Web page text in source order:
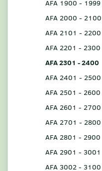
AFA 1900 - 1999
AFA 2000 - 2100
AFA 2101 - 2200
AFA 2201 - 2300
AFA 2301 - 2400
AFA 2401 - 2500
AFA 2501 - 2600
AFA 2601 - 2700
AFA 2701 - 2800
AFA 2801 - 2900
AFA 2901 - 3001
AFA 3002 - 3100